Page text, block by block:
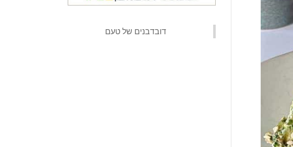
‏דובדבנים של טעם‏